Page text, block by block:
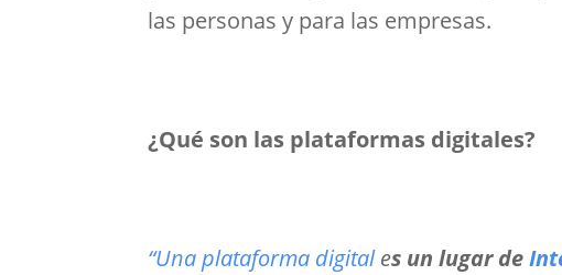
las personas y para las empresas.
¿Qué son las plataformas digitales?
“Una plataforma digitales un lugar de